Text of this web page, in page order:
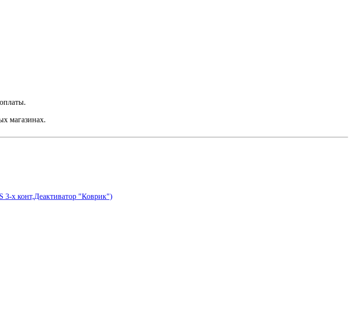
магазинах.
х конт,Деактиватор "Коврик")